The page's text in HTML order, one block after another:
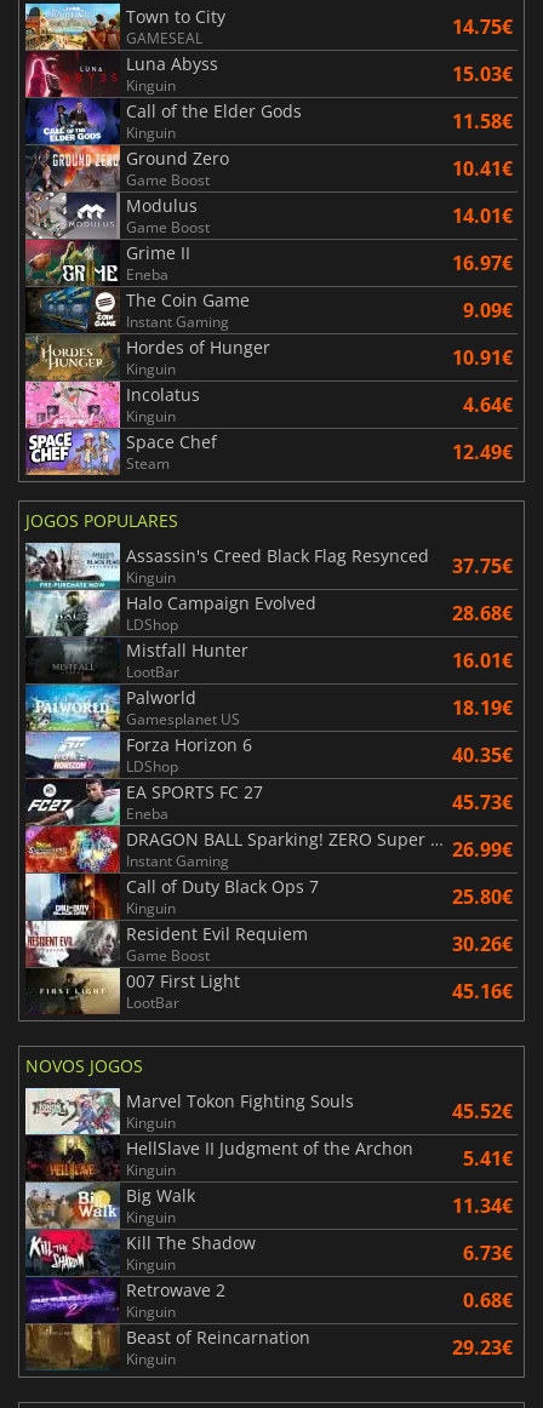
Town to City
GAMESEAL 14.75€
Luna Abyss
Kinguin 15.03€
Call of the Elder Gods
Kinguin 11.58€
Ground Zero
Game Boost 10.41€
Modulus
Game Boost 14.01€
Grime II
Eneba 16.97€
The Coin Game
Instant Gaming 9.09€
Hordes of Hunger
Kinguin 10.91€
Incolatus
Kinguin 4.64€
Space Chef
Steam 12.49€
JOGOS POPULARES
Assassin's Creed Black Flag Resynced
Kinguin 37.75€
Halo Campaign Evolved
LDShop 28.68€
Mistfall Hunter
LootBar 16.01€
Palworld
Gamesplanet US 18.19€
Forza Horizon 6
LDShop 40.35€
EA SPORTS FC 27
Eneba 45.73€
DRAGON BALL Sparking! ZERO Super Limit Breaking NEO
Instant Gaming 26.99€
Call of Duty Black Ops 7
Kinguin 25.80€
Resident Evil Requiem
Game Boost 30.26€
007 First Light
LootBar 45.16€
NOVOS JOGOS
Marvel Tokon Fighting Souls
Kinguin 45.52€
HellSlave II Judgment of the Archon
Kinguin 5.41€
Big Walk
Kinguin 11.34€
Kill The Shadow
Kinguin 6.73€
Retrowave 2
Kinguin 0.68€
Beast of Reincarnation
Kinguin 29.23€